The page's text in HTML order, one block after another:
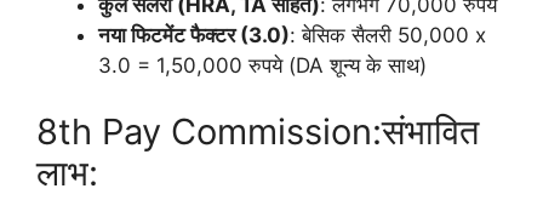
नया फिटमेंट फैक्टर (3.0): बेसिक सैलरी 50,000 x
3.0 = 1,50,000 रुपये (DA शून्य के साथ)
8th Pay Commission:संभावित
लाभ: